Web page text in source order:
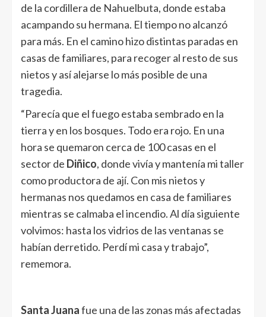
de la cordillera de Nahuelbuta, donde estaba
acampando su hermana. El tiempo no alcanzó
para más. En el camino hizo distintas paradas en
casas de familiares, para recoger al resto de sus
nietos y así alejarse lo más posible de una
tragedia.
“Parecía que el fuego estaba sembrado en la
tierra y en los bosques. Todo era rojo. En una
hora se quemaron cerca de 100 casas en el
sector de Diñico, donde vivía y mantenía mi taller
como productora de ají. Con mis nietos y
hermanas nos quedamos en casa de familiares
mientras se calmaba el incendio. Al día siguiente
volvimos: hasta los vidrios de las ventanas se
habían derretido. Perdí mi casa y trabajo”,
rememora.
Santa Juanafue una de las zonas más afectadas